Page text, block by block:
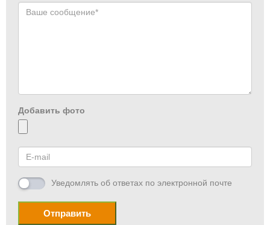
Добавить фото
Уведомлять об ответах по электронной почте
Отправить